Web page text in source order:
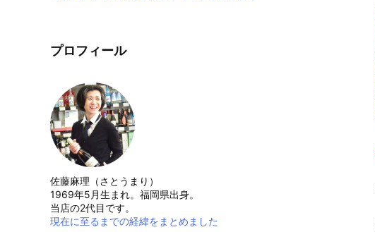
プロフィール
佐藤麻理（さとうまり）
1969年5月生まれ。福岡県出身。
当店の2代目です。
現在に至るまでの経緯をまとめました